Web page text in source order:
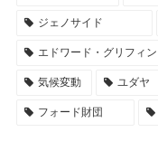
ジェノサイド
エドワード・グリフィン
気候変動 ユダヤ
フォード財団